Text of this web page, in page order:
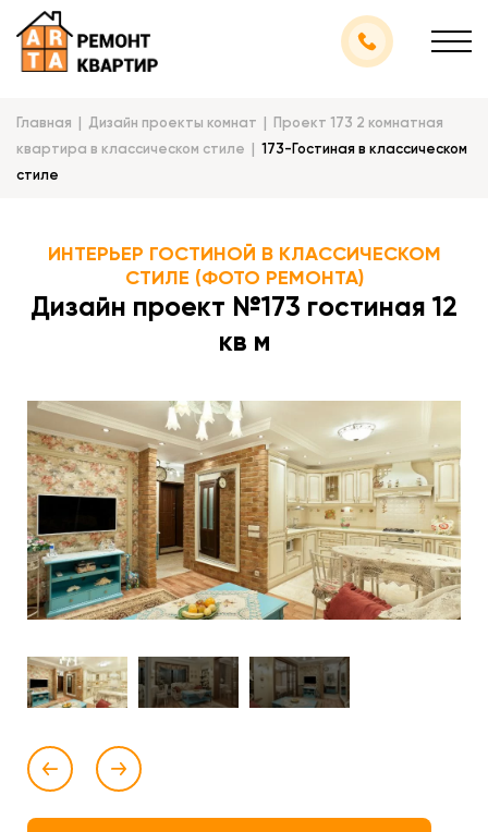
Главная Дизайн проекты комнат
Проект 173 2 комнатная
квартира в классическом стиле
173-Гостиная в классическом
стиле
ИНТЕРЬЕР ГОСТИНОЙ В КЛАССИЧЕСКОМ
СТИЛЕ (ФОТО РЕМОНТА)
Дизайн проект №173 гостиная 12
кв м